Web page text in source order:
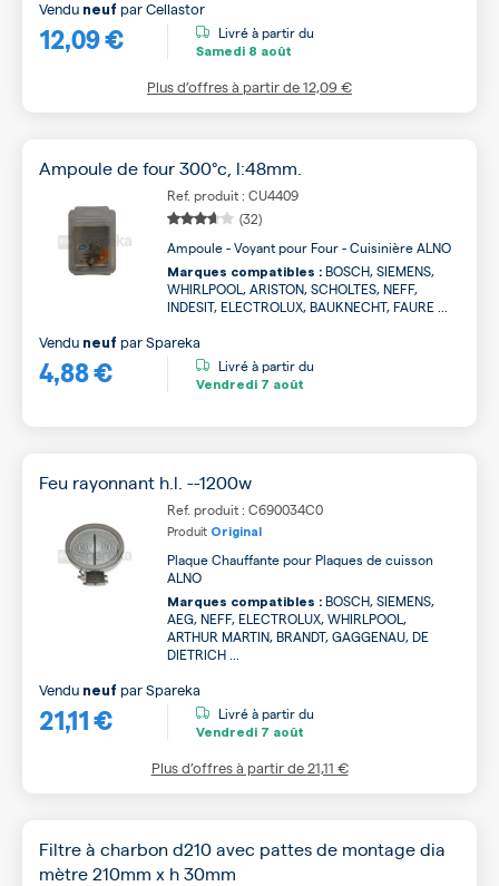
12,09 €
Vendu neuf parCellastor
Livré à partir du
Samedi 8 août
Plus d’offres à partir de12,09 €
Ampoule de four 300°c, l:48mm.
Ref. produit : CU4409
(32)
Ampoule - Voyant pour Four - Cuisinière ALNO
Marques compatibles : BOSCH, SIEMENS,
WHIRLPOOL, ARISTON, SCHOLTES, NEFF,
INDESIT, ELECTROLUX, BAUKNECHT, FAURE ...
4,88 €
Vendu neuf parSpareka
Livré à partir du
Vendredi 7 août
Feu rayonnant h.l. --1200w
Ref. produit : C690034C0
Produit Original
Plaque Chauffante pour Plaques de cuisson
ALNO
Marques compatibles : BOSCH, SIEMENS,
AEG, NEFF, ELECTROLUX, WHIRLPOOL,
ARTHUR MARTIN, BRANDT, GAGGENAU, DE
DIETRICH ...
21,11 €
Vendu neuf parSpareka
Livré à partir du
Vendredi 7 août
Plus d’offres à partir de21,11 €
Filtre à charbon d210 avec pattes de montage dia
mètre 210mm x h 30mm